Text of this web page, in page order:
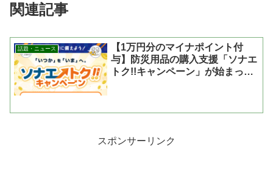
関連記事
話題・ニュース
【1万円分のマイナポイント付
与】防災用品の購入支援「ソナエ
トク!!キャンペーン」が始まった
スポンサーリンク